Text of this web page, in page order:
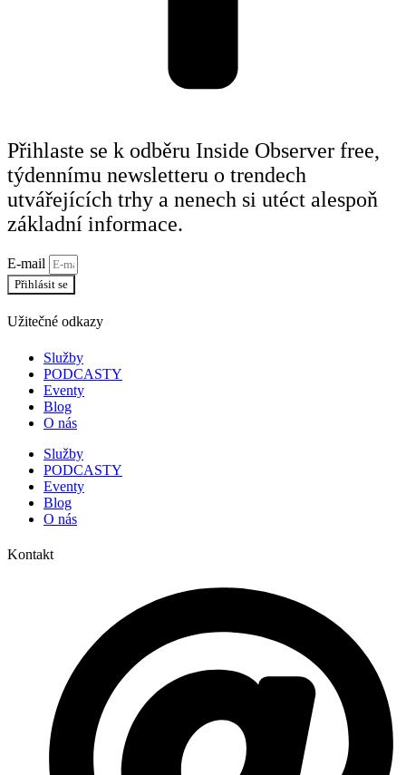
Přihlaste se k odběru Inside Observer free,
týdennímu newsletteru o trendech
utvářejících trhy a nenech si utéct alespoň
základní informace.
E-mail
Přihlásit se
Užitečné odkazy
Služby
PODCASTY
Eventy
Blog
O nás
Služby
PODCASTY
Eventy
Blog
O nás
Kontakt